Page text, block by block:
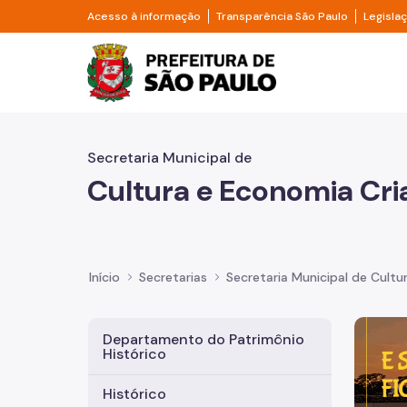
Pular para o Conteúdo principal
Acesso à informação Divisor de acesso à informação
Transparência São Paulo Divisor
Prefeitura de São
Secretaria Municipal de
Cultura e Economia
Início Secretarias Secretaria Municipal de
Departamento do Patrimônio
Histórico
Histórico